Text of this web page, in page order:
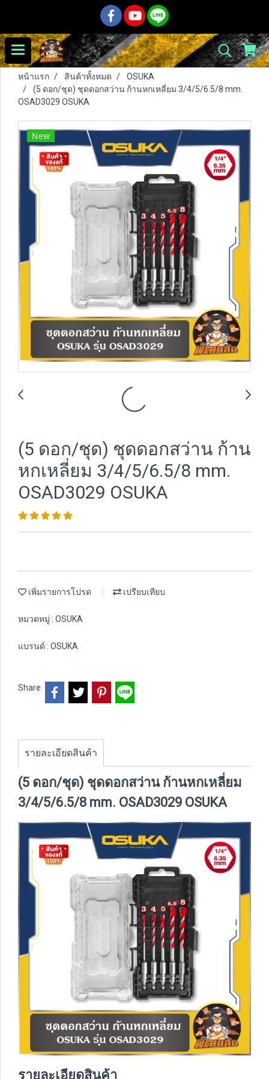
หน้าแรก สินค้าทั้งหมด
OSUKA
(5 ดอก/ชุด) ชุดดอกสว่าน ก้านหกเหลี่ยม 3/4/5/6.5/8 mm.
OSAD3029 OSUKA
New
(5 ดอก/ชุด) ชุดดอกสว่าน ก้าน
หกเหลี่ยม 3/4/5/6.5/8 mm.
OSAD3029 OSUKA
เพิ่มรายการโปรด เปรียบเทียบ
หมวดหมู่ : OSUKA
แบรนด์ : OSUKA
Share
รายละเอียดสินค้า
(5 ดอก/ชุด) ชุดดอกสว่าน ก้านหกเหลี่ยม
3/4/5/6.5/8 mm. OSAD3029 OSUKA
รายละเอียดสินค้า